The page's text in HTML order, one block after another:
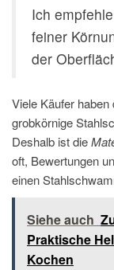
Ich
feiner
der
Viele Käufer
grobkörnige
Deshalb ist die
oft, Bewertungen
einen
Siehe auch
Praktische
Kochen